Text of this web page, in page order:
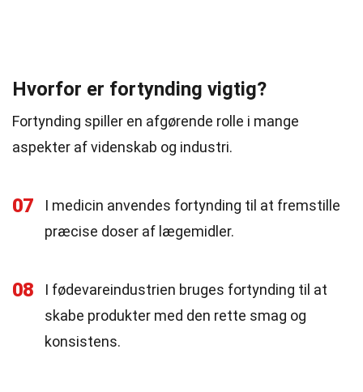
Hvorfor er fortynding vigtig?
Fortynding spiller en afgørende rolle i mange
aspekter af videnskab og industri.
07
I medicin anvendes fortynding til at fremstille
præcise doser af lægemidler.
08
I fødevareindustrien bruges fortynding til at
skabe produkter med den rette smag og
konsistens.